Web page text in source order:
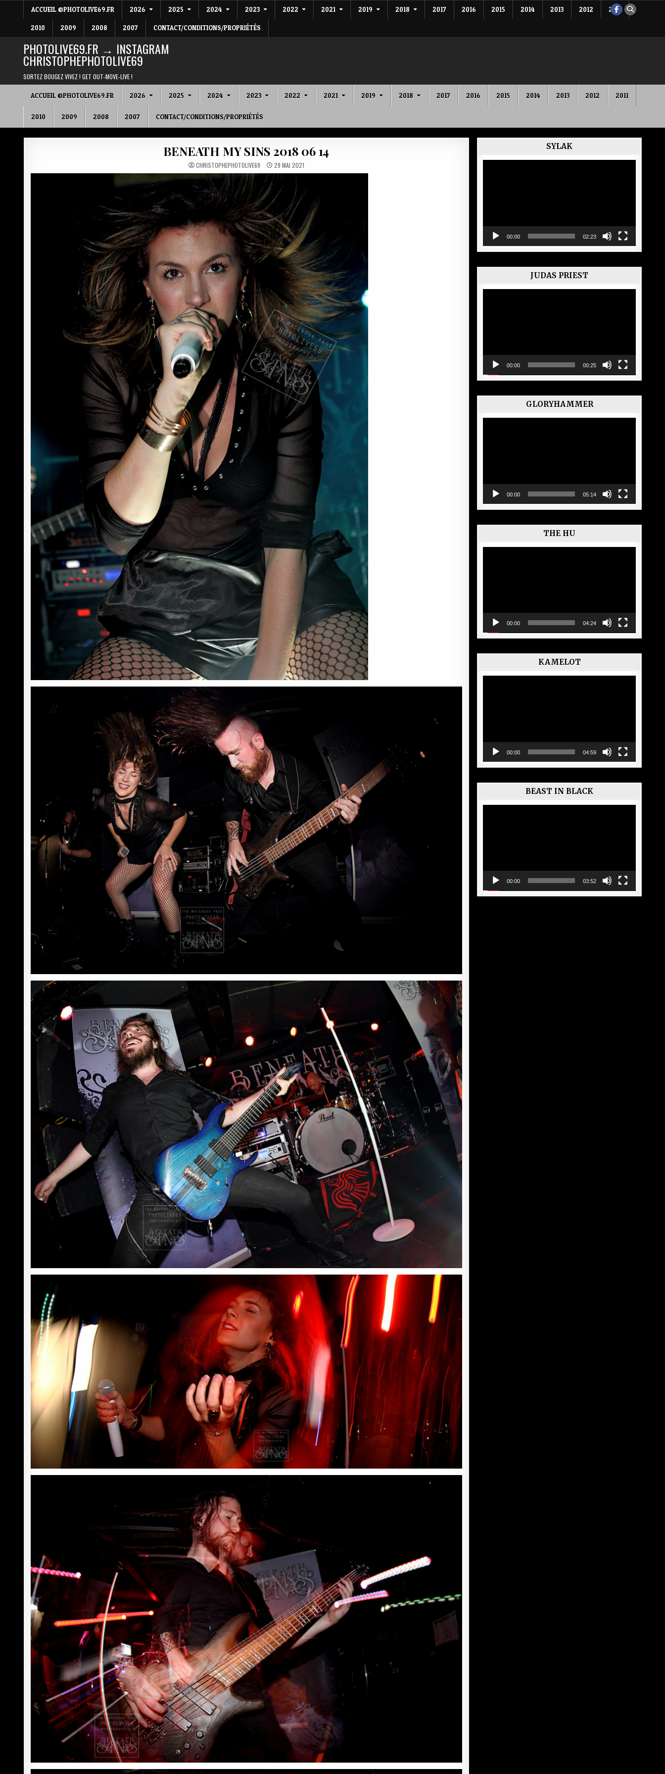
ACCUEIL ©PHOTOLIVE69.FR 2026 2025 2024 2023 2022 2021 2019 2018 2017 2016 2015 2014 2013 2012 2011
2010 2009 2008 2007 CONTACT/CONDITIONS/PROPRIÉTÉS
PHOTOLIVE69.FR → INSTAGRAM
CHRISTOPHEPHOTOLIVE69
SORTEZ BOUGEZ VIVEZ ! GET OUT-MOVE-LIVE !
ACCUEIL ©PHOTOLIVE69.FR 2026 2025 2024 2023 2022 2021 2019 2018 2017 2016 2015 2014 2013 2012 2011
2010 2009 2008 2007 CONTACT/CONDITIONS/PROPRIÉTÉS
BENEATH MY SINS 2018 06 14
CHRISTOPHEPHOTOLIVE69 29 MAI 2021
SYLAK
00:00 02:23
JUDAS PRIEST
00:00 00:25
GLORYHAMMER
00:00 05:14
THE HU
00:00 04:24
KAMELOT
00:00 04:59
BEAST IN BLACK
00:00 03:52